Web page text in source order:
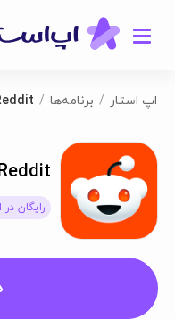
اپ استار برنامه‌ها
رایگان